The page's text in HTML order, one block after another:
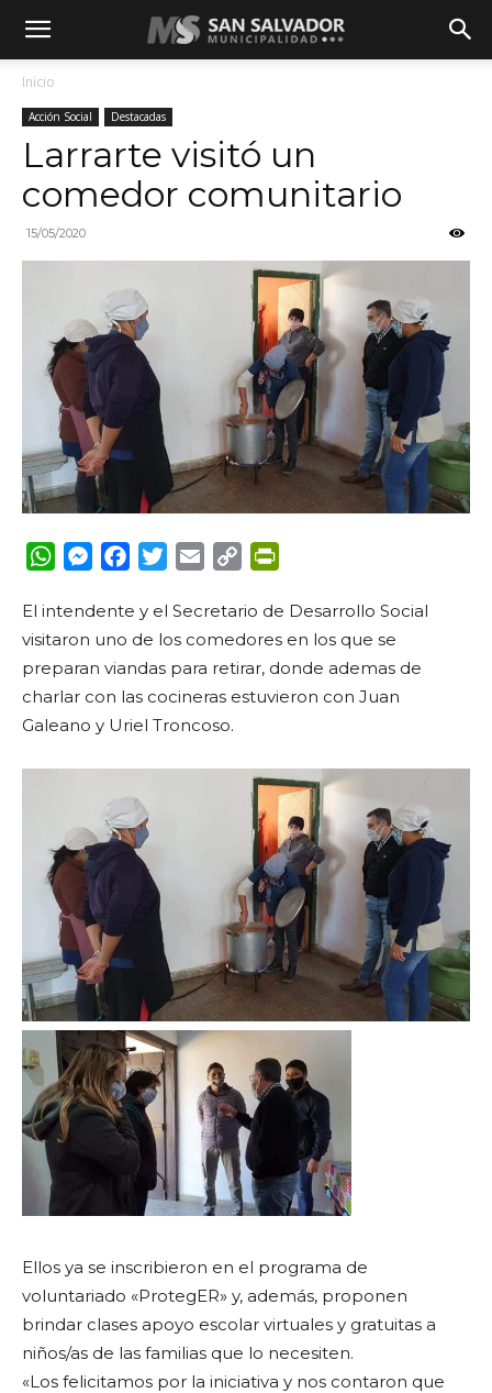
Inicio
Acción Social Destacadas
Larrarte visitó un
comedor comunitario
15/05/2020
WhatsApp
Messenger
FacebookTwitterEmail Copy
El intendente y el Secretario de Desarrollo Social
visitaron uno de los comedores en los que se
preparan viandas para retirar, donde ademas de
charlar con las cocineras estuvieron con Juan
Galeano y Uriel Troncoso.
Ellos ya se inscribieron en el programa de
voluntariado «ProtegER» y, además, proponen
brindar clases apoyo escolar virtuales y gratuitas a
niños/as de las familias que lo necesiten.
«Los felicitamos por la iniciativa y nos contaron que